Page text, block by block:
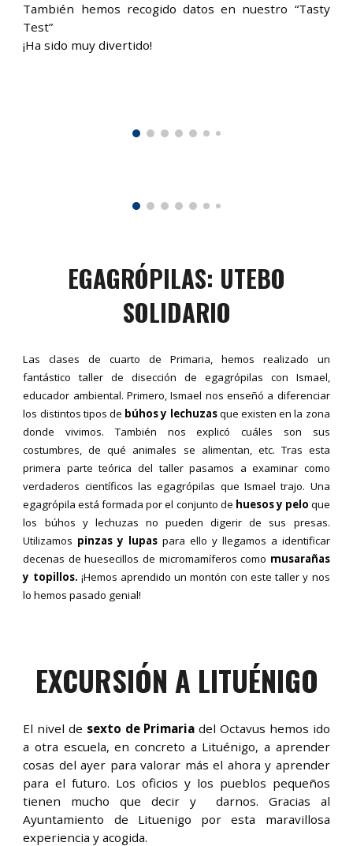
También hemos recogido datos en nuestro “Tasty
Test”
¡Ha sido muy divertido!
EGAGRÓPILAS: UTEBO
SOLIDARIO
Las clases de cuarto de Primaria, hemos realizado un
fantástico taller de disección de egagrópilas con Ismael,
educador ambiental. Primero, Ismael nos enseñó a diferenciar
los distintos tipos de búhos y lechuzasque existen en la zona
donde vivimos. También nos explicó cuáles son sus
costumbres, de qué animales se alimentan, etc. Tras esta
primera parte teórica del taller pasamos a examinar como
verdaderos científicos las egagrópilas que Ismael trajo. Una
egagrópila está formada por el conjunto de huesos y pelo que
los búhos y lechuzas no pueden digerir de sus presas.
Utilizamos pinzas y lupaspara ello y llegamos a identificar
decenas de huesecillos de micromamíferos como musarañas
y topillos. ¡Hemos aprendido un montón con este taller y nos
lo hemos pasado genial!
EXCURSIÓN A LITUÉNIGO
El nivel de sexto de Primaria del Octavus hemos ido
a otra escuela, en concreto a Lituénigo, a aprender
cosas del ayer para valorar más el ahora y aprender
para el futuro. Los oficios y los pueblos pequeños
tienen mucho que decir y darnos. Gracias al
Ayuntamiento de Lituenigo por esta maravillosa
experiencia y acogida.